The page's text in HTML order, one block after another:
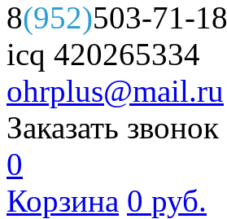
8(952)503-71-18
icq 420265334
ohrplus@mail.ru
Заказать звонок
0
Корзина 0 руб.